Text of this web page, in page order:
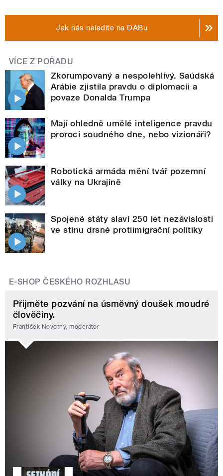
Jak nás naladíte na DABu
VÍCE Z POŘADU
Zkorumpovaný a nespolehlivý. Saúdská
Arábie zjistila pravdu o diplomacii a
povaze Donalda Trumpa
Mají ohledně umělé inteligence pravdu
proroci soudného dne, nebo vizionáři?
Robotická armáda mění tvář pozemní
války na Ukrajině
Spojené státy slaví 250 let nezávislosti
ve stínu drsné protiimigrační politiky
E-SHOP ČESKÉHO ROZHLASU
Přijměte pozvání na úsměvný doušek moudré
člověčiny.
František Novotný, moderátor